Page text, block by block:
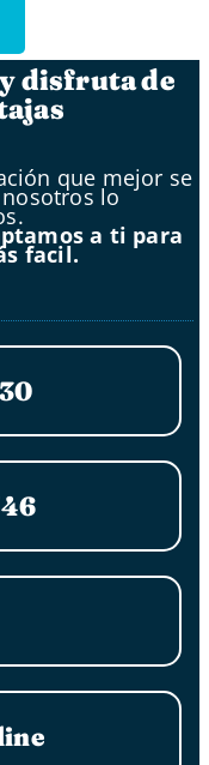
disfruta de
que mejor se
lo
a ti para
facil.